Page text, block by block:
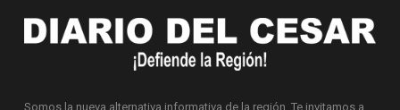
Somos la nueva alternativa informativa de la región. Te invitamos a